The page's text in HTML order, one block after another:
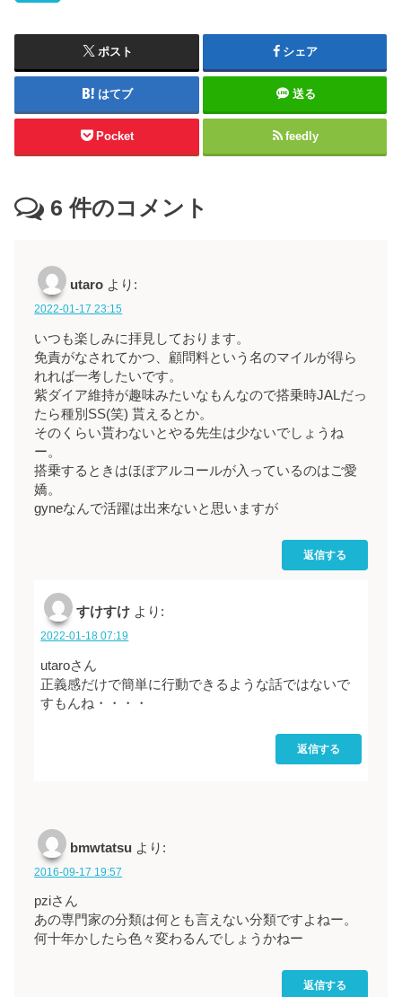
ポスト シェア
はてブ 送る
Pocket feedly
6 件のコメント
utaro より:
2022-01-17 23:15
いつも楽しみに拝見しております。
免責がなされてかつ、顧問料という名のマイルが得ら
れれば一考したいです。
紫ダイア維持が趣味みたいなもんなので搭乗時JALだっ
たら種別SS(笑) 貰えるとか。
そのくらい貰わないとやる先生は少ないでしょうね
ー。
搭乗するときはほぼアルコールが入っているのはご愛
嬌。
gyneなんで活躍は出来ないと思いますが
返信する
すけすけ より:
2022-01-18 07:19
utaroさん
正義感だけで簡単に行動できるような話ではないで
すもんね・・・・
返信する
bmwtatsu より:
2016-09-17 19:57
pziさん
あの専門家の分類は何とも言えない分類ですよねー。
何十年かしたら色々変わるんでしょうかねー
返信する